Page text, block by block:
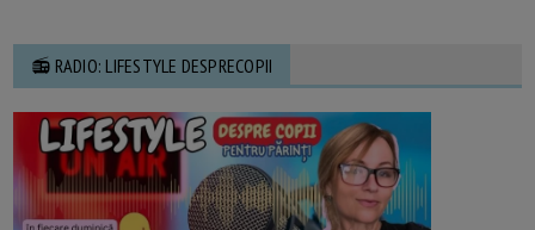
📻 RADIO: LIFESTYLE DESPRECOPII